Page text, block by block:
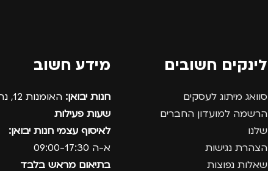
לינקים חשובים
סוואג מיתוג לעסקים
הרשמה למועדון החברים
שלנו
הצהרת נגישות
שאלות נפוצות
מידע חשוב
חנות יבואן: האומנות 12, נתניה.
שעות פעילות
לאיסוף עצמי חנות יבואן:
א-ה 09:00-17:30
בתיאום מראש בלבד